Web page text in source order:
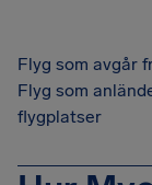
Flyg som avgår
Flyg som
flygplatser